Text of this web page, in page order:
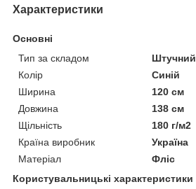
Характеристики
Основні
Тип за складом
Штучний
Колір
Синій
Ширина
120 см
Довжина
138 см
Щільність
180 г/м2
Країна виробник
Україна
Матеріал
Фліс
Користувальницькі характеристики